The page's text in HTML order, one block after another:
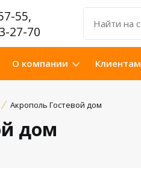
55,
27-70
О компании Клиентам
Акрополь Гостевой дом
дом